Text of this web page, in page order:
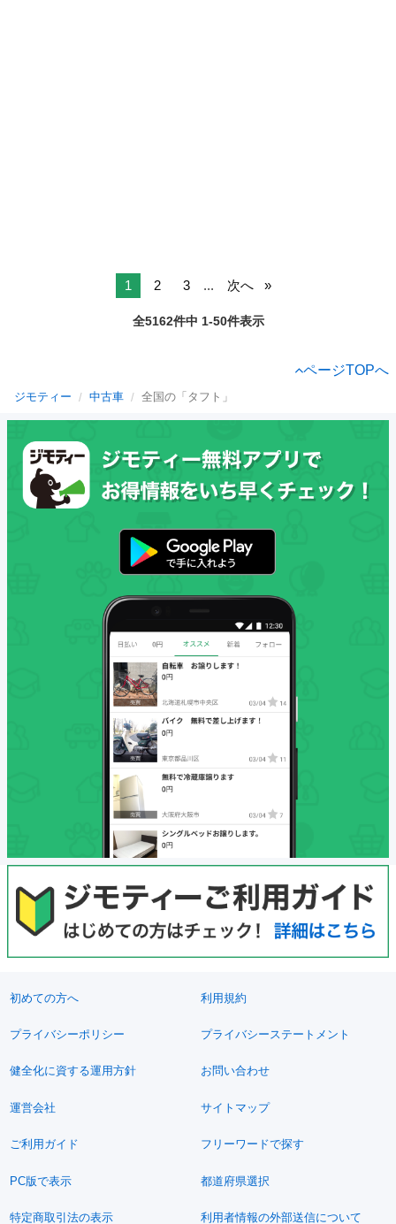
1 2 3 ... 次へ
全5162件中 1-50件表示
ページTOPへ
ジモティー 中古車 全国の「タフト」
初めての方へ 利用規約
プライバシーポリシー プライバシーステートメント
健全化に資する運用方針 お問い合わせ
運営会社 サイトマップ
ご利用ガイド フリーワードで探す
PC版で表示 都道府県選択
特定商取引法の表示 利用者情報の外部送信について